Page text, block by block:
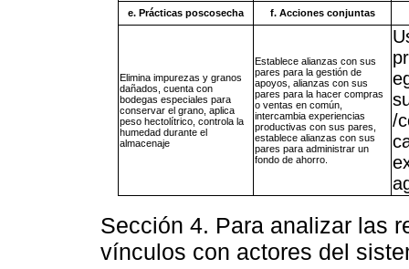
e. Prácticas poscosecha f. Acciones conjuntas
Elimina impurezas y granos
dañados, cuenta con
bodegas especiales para
conservar el grano, aplica
peso hectolítrico, controla la
humedad durante el
almacenaje
Establece alianzas con sus
pares para la gestión de
apoyos, alianzas con sus
pares para la hacer compras
o ventas en común,
intercambia experiencias
productivas con sus pares,
establece alianzas con sus
pares para administrar un
fondo de ahorro.
/
Sección 4. Para analizar las
vínculos con actores del